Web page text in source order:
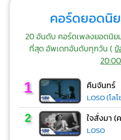
คอร์ดยอดนิย
20 อันดับ คอร์ดเพลงยอดนิย
ที่สุด อัพเดทอันดับทุกวัน (
20:00
1 คืนจันทร์
LOSO (โล
2 ใจสั่งมา (
LOSO